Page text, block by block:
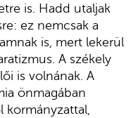
is. Hadd utaljak
ez nemcsak a
is, mert lekerül
A székely
is volnának. A
önmagában